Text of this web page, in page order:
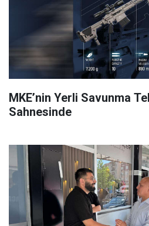
MKE’nin Yerli Savunma
Sahnesinde